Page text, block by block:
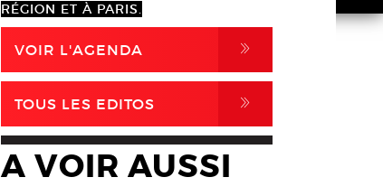
RÉGION ET À PARIS.
VOIR L'AGENDA ,
TOUS LES EDITOS ,
A VOIR AUSSI